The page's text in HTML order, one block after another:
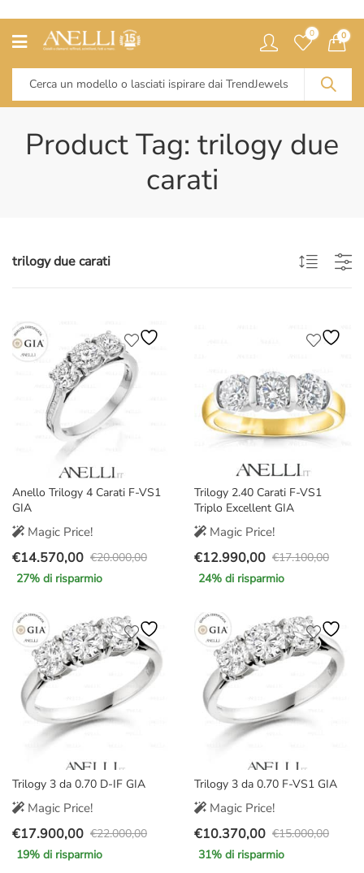
0 0
Product Tag: trilogy due
carati
trilogy due carati
Anello Trilogy 4 Carati F-VS1
GIA
Magic Price!
€20.000,00
Il
prezzo
era:
€20.000,00.
€14.570,00
Il
prezzo
è:
€14.570,00.
27% di risparmio
Trilogy 2.40 Carati F-VS1
Triplo Excellent GIA
Magic Price!
€17.100,00
Il
prezzo
era:
€17.100,00.
€12.990,00
Il
prezzo
è:
€12.990,00.
24% di risparmio
Trilogy 3 da 0.70 D-IF GIA
Magic Price!
€22.000,00
Il
prezzo
€17.900,00
Il
prezzo
19% di risparmio
Trilogy 3 da 0.70 F-VS1 GIA
Magic Price!
€15.000,00
Il
prezzo
€10.370,00
Il
prezzo
31% di risparmio